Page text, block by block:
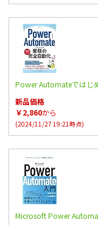
Power Automateではじ
新品価格
￥2,860から
(2024/11/27 19:21時点)
Microsoft Power